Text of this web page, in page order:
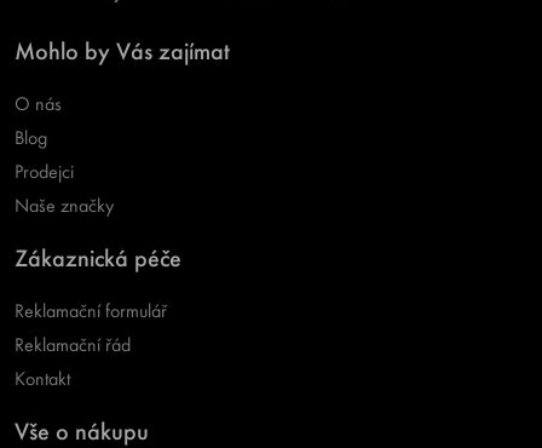
Mohlo by Vás zajímat
O nás
Blog
Prodejci
Naše značky
Zákaznická péče
Reklamační formulář
Reklamační řád
Kontakt
Vše o nákupu